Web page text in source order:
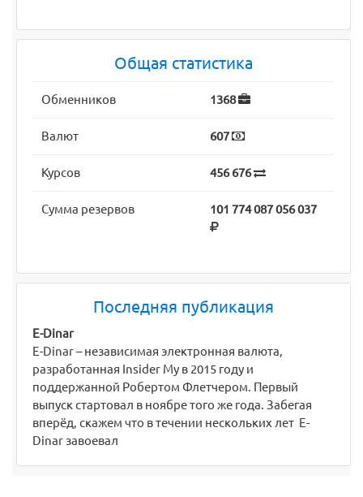
Общая статистика
Обменников 1368
Валют 607
Курсов 456 676
Сумма резервов 101 774 087 056 037
Последняя публикация
E-Dinar
E-Dinar – независимая электронная валюта,
разработанная Insider My в 2015 году и
поддержанной Робертом Флетчером. Первый
выпуск стартовал в ноябре того же года. Забегая
вперёд, скажем что в течении нескольких лет E-
Dinar завоевал